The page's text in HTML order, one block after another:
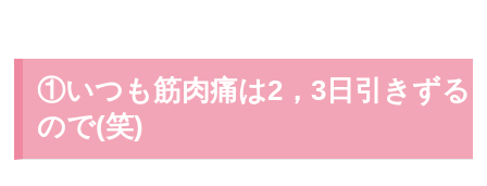
①いつも筋肉痛は2，3日引きずる
ので(笑)